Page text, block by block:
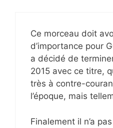
Ce morceau doit
d’importance pour
a décidé de
2015 avec ce titre,
très à contre-
l’époque, mais
Finalement il n’a